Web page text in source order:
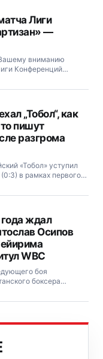
союза (РФС) Вячеслав
Лиги
—
вниманию
Конференций
опубликованный
„Тобол“, как
пишут
разгрома
«Тобол» уступил
в рамках первого
раунда Лиги
ждал
Осипов
WBC
боя
боксера
0, 11 КО).